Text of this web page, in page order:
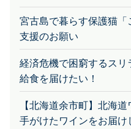
宮古島で暮らす保護猫
支援のお願い
経済危機で困窮するス
給食を届けたい！
【北海道余市町】北海
手がけたワインをお届け